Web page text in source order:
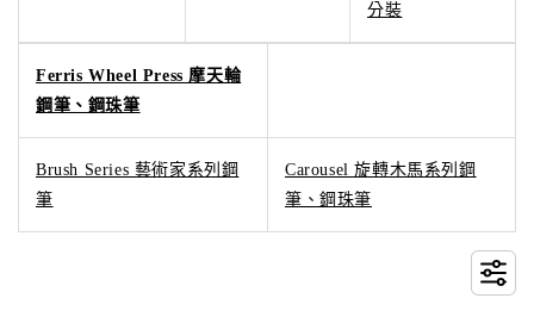
分裝
Ferris Wheel Press 摩天輪
鋼筆、鋼珠筆
Brush Series 藝術家系列鋼
筆
Carousel 旋轉木馬系列鋼
筆、鋼珠筆